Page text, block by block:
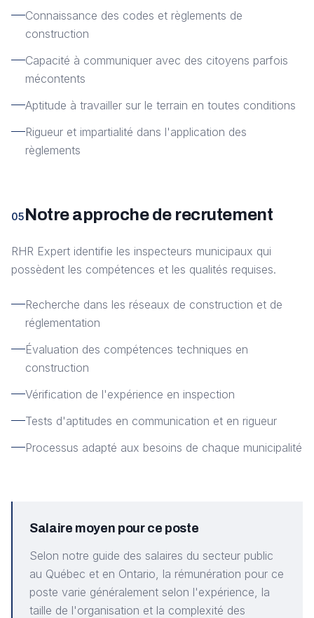
Connaissance des codes et règlements de
construction
Capacité à communiquer avec des citoyens parfois
mécontents
Aptitude à travailler sur le terrain en toutes conditions
Rigueur et impartialité dans l'application des
règlements
05Notre approche de recrutement
RHR Expert identifie les inspecteurs municipaux qui
possèdent les compétences et les qualités requises.
Recherche dans les réseaux de construction et de
réglementation
Évaluation des compétences techniques en
construction
Vérification de l'expérience en inspection
Tests d'aptitudes en communication et en rigueur
Processus adapté aux besoins de chaque municipalité
Salaire moyen pour ce poste
Selon notre guide des salaires du secteur public
au Québec et en Ontario, la rémunération pour ce
poste varie généralement selon l'expérience, la
taille de l'organisation et la complexité des